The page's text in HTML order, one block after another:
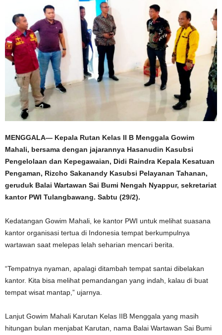
MENGGALA— Kepala Rutan Kelas II B Menggala Gowim
Mahali, bersama dengan jajarannya Hasanudin Kasubsi
Pengelolaan dan Kepegawaian, Didi Raindra Kepala Kesatuan
Pengaman, Rizcho Sakanandy Kasubsi Pelayanan Tahanan,
geruduk Balai Wartawan Sai Bumi Nengah Nyappur, sekretariat
kantor PWI Tulangbawang. Sabtu (29/2).
Kedatangan Gowim Mahali, ke kantor PWI untuk melihat suasana
kantor organisasi tertua di Indonesia tempat berkumpulnya
wartawan saat melepas lelah seharian mencari berita.
“Tempatnya nyaman, apalagi ditambah tempat santai dibelakan
kantor. Kita bisa melihat pemandangan yang indah, kalau di buat
tempat wisat mantap,” ujarnya.
Lanjut Gowim Mahali Karutan Kelas IIB Menggala yang masih
hitungan bulan menjabat Karutan, nama Balai Wartawan Sai Bumi